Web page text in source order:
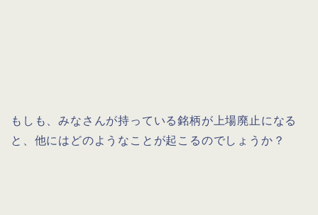
もしも、みなさんが持っている銘柄が上場廃止になる
と、他にはどのようなことが起こるのでしょうか？